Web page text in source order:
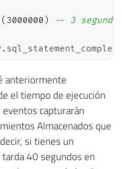
( 3000000 )
-- 3
.
,
,
client_hostname ,
,
anteriormente
el tiempo de ejecución
capturarán
Almacenados que
si tienes un
40 segundos en